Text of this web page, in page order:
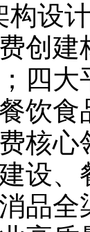
构设
创建
四大
饮食
核
设、
品全